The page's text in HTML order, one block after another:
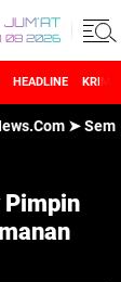
JUM'AT
08 2026
HEADLINE
➤ Semua
Pimpin